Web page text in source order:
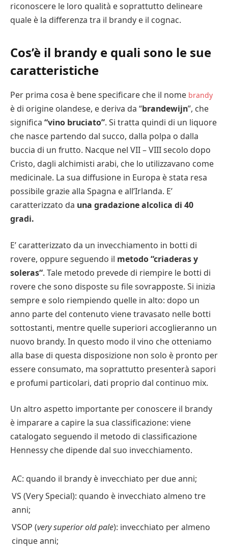
riconoscere le loro qualità e soprattutto delineare
quale è la differenza tra il brandy e il cognac.
Cos’è il brandy e quali sono le sue
caratteristiche
Per prima cosa è bene specificare che il nome brandy
è di origine olandese, e deriva da “brandewijn”, che
significa “vino bruciato”. Si tratta quindi di un liquore
che nasce partendo dal succo, dalla polpa o dalla
buccia di un frutto. Nacque nel VII – VIII secolo dopo
Cristo, dagli alchimisti arabi, che lo utilizzavano come
medicinale. La sua diffusione in Europa è stata resa
possibile grazie alla Spagna e all’Irlanda. E’
caratterizzato da una gradazione alcolica di 40
gradi.
E’ caratterizzato da un invecchiamento in botti di
rovere, oppure seguendo il metodo “criaderas y
soleras“. Tale metodo prevede di riempire le botti di
rovere che sono disposte su file sovrapposte. Si inizia
sempre e solo riempiendo quelle in alto: dopo un
anno parte del contenuto viene travasato nelle botti
sottostanti, mentre quelle superiori accoglieranno un
nuovo brandy. In questo modo il vino che otteniamo
alla base di questa disposizione non solo è pronto per
essere consumato, ma soprattutto presenterà sapori
e profumi particolari, dati proprio dal continuo mix.
Un altro aspetto importante per conoscere il brandy
è imparare a capire la sua classificazione: viene
catalogato seguendo il metodo di classificazione
Hennessy che dipende dal suo invecchiamento.
AC: quando il brandy è invecchiato per due anni;
VS (Very Special): quando è invecchiato almeno tre
anni;
VSOP (very superior old pale): invecchiato per almeno
cinque anni;